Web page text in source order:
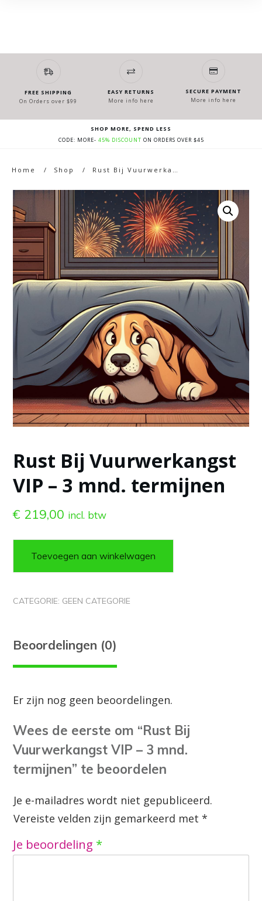
FREE SHIPPING
On Orders over $99
EASY RETURNS
More info here
SECURE PAYMENT
More info here
SHOP MORE, SPEND LESS
CODE: MORE- 45% DISCOUNT ON ORDERS OVER $45
Home / Shop / Rust Bij Vuurwerkangst VIP – 3 mnd. termijnen
Rust Bij Vuurwerkangst
VIP – 3 mnd. termijnen
€ 219,00 incl. btw
Toevoegen aan winkelwagen
CATEGORIE: GEEN CATEGORIE
Beoordelingen (0)
Er zijn nog geen beoordelingen.
Wees de eerste om “Rust Bij
Vuurwerkangst VIP – 3 mnd.
termijnen” te beoordelen
Je e-mailadres wordt niet gepubliceerd.
Vereiste velden zijn gemarkeerd met *
Je beoordeling *